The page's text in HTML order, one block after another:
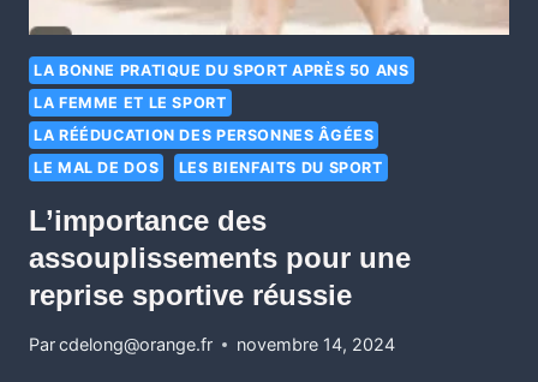
LA BONNE PRATIQUE DU SPORT APRÈS 50 ANS
LA FEMME ET LE SPORT
LA RÉÉDUCATION DES PERSONNES ÂGÉES
LE MAL DE DOS
LES BIENFAITS DU SPORT
L’importance des
assouplissements pour une
reprise sportive réussie
Parcdelong@orange.fr novembre 14, 2024